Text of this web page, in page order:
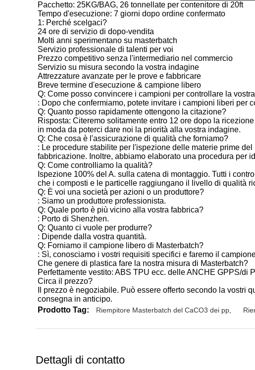
Pacchetto: 25KG/BAG, 26 tonnellate per contenitore di 20ft
Tempo d'esecuzione: 7 giorni dopo ordine confermato
1: Perché scelgaci?
24 ore di servizio di dopo-vendita
Molti anni sperimentano su masterbatch
Servizio professionale di talenti per voi
Prezzo competitivo senza l'intermediario nel commercio
Servizio su misura secondo la vostra indagine
Attrezzature avanzate per le prove e fabbricare
Breve termine d'esecuzione & campione libero
Q: Come posso convincere i campioni per controllare la
: Dopo che confermiamo, potete invitare i campioni liberi per
Q: Quanto posso rapidamente ottengono la citazione?
Risposta: Citeremo solitamente entro 12 ore dopo la
in moda da poterci dare noi la priorità alla vostra indagine.
Q: Che cosa è l'assicurazione di qualità che forniamo?
: Le procedure stabilite per l'ispezione delle materie prime
fabbricazione. Inoltre, abbiamo elaborato una procedura per
Q: Come controlliamo la qualità?
Ispezione 100% del A. sulla catena di montaggio. Tutti i
che i composti e le particelle raggiungano il livello di qualità
Q: È voi una società per azioni o un produttore?
: Siamo un produttore professionista.
Q: Quale porto è più vicino alla vostra fabbrica?
: Porto di Shenzhen.
Q: Quanto ci vuole per produrre?
: Dipende dalla vostra quantità.
Q: Forniamo il campione libero di Masterbatch?
: Sì, conosciamo i vostri requisiti specifici e faremo il
Che genere di plastica fare la nostra misura di Masterbatch?
Perfettamente vestito: ABS TPU ecc. delle ANCHE GPPS/di
Circa il prezzo?
Il prezzo è negoziabile. Può essere offerto secondo la vostri
consegna in anticipo.
Prodotto Tag:
Riempitore Masterbatch del CaCO3 dei pp
Dettagli di contatto